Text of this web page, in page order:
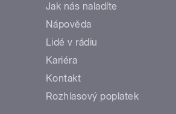
Jak nás naladíte
Nápověda
Lidé v rádiu
Kariéra
Kontakt
Rozhlasový poplatek